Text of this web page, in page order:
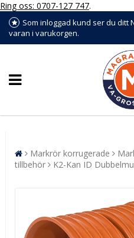
Ring oss: 0707-127 747.
Som inloggad kund ser du ditt
varan i varukorgen.
Markrör korrugerade
tillbehör
K2-Kan ID